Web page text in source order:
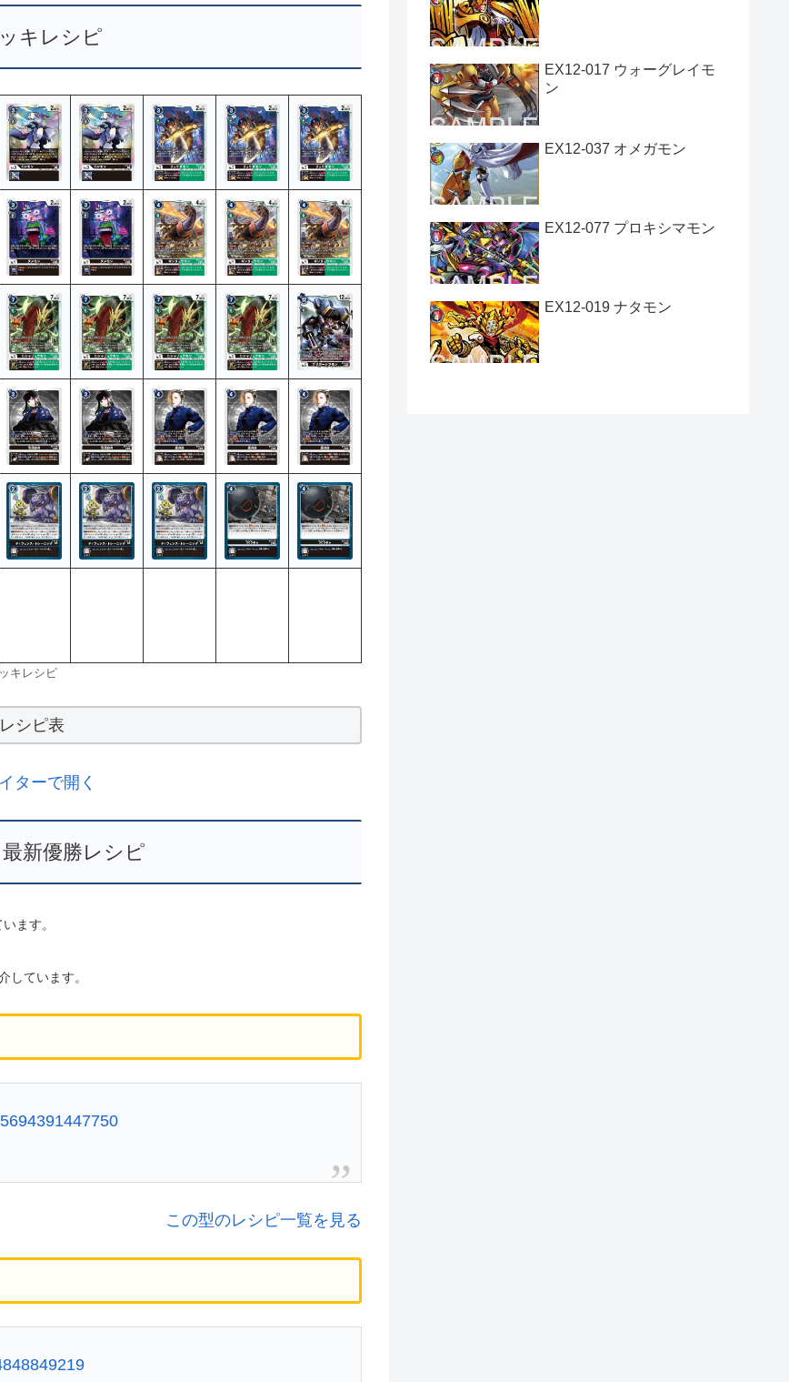
キレシピ
キレシピ
シピ表
ターで開く
新優勝レシピ
ます。
しています。
この型のレシピ一覧を見る
EX12-017 ウォーグレイモ
ン
EX12-037 オメガモン
EX12-077 プロキシマモン
EX12-019 ナタモン